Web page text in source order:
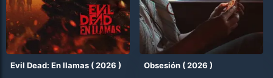
Evil Dead: En llamas (2026 )
Obsesión (2026 )